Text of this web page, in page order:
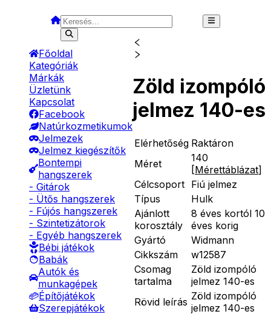
Főoldal
Kategóriák
Márkák
Üzletünk
Kapcsolat
Facebook
Natúrkozmetikumok
Jelmezek
Jelmez kiegészítők
Bontempi
hangszerek
- Gitárok
- Ütős hangszerek
- Fújós hangszerek
- Szintetizátorok
- Egyéb hangszerek
Bébi játékok
Babák
Autók és
munkagépek
Építőjátékok
Szerepjátékok
Zöld izompóló
jelmez 140-es
Elérhetőség Raktáron
Méret
140
[Mérettáblázat]
Célcsoport Fiú jelmez
Típus
Hulk
Ajánlott
korosztály
8 éves kortól 10
éves korig
Gyártó
Widmann
Cikkszám
w12587
Csomag
tartalma
Zöld izompóló
jelmez 140-es
Rövid leírás Zöld izompóló
jelmez 140-es